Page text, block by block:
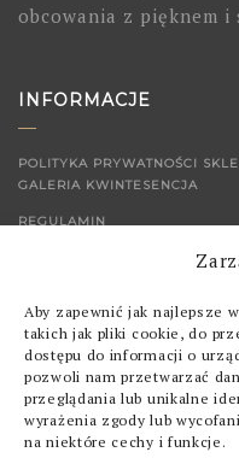
Aby zapewnić jak najlepsze
takich jak pliki cookie, do
dostępu do informacji o
pozwoli nam przetwarzać
przeglądania lub unikalne
wyrażenia zgody lub
na niektóre cechy i funkcje.
obcowania z pięknem i
INFORMACJE
POLITYKA PRYWATNOŚCI
GALERIA KWINTESENCJA
REGULAMIN
SKLEP
OBRAZY
GRAFIKI